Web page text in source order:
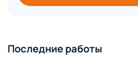
Последние работы